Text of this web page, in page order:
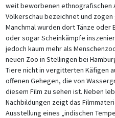
weit beworbenen ethnografischen
Völkerschau bezeichnet und
Manchmal wurden dort Tänze
oder sogar Scheinkämpfe
jedoch kaum mehr als
neuen Zoo in Stellingen bei
Tiere nicht in vergitterten Käfigen
offenen Gehegen, die von
diesem Film zu sehen ist. Neben
Nachbildungen zeigt das
Ausstellung eines „indischen